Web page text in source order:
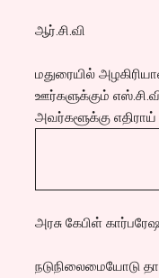
ஆர்.சி.வி
மதுரையில்
ஊர்களுக்கும்
அவர்களூக்கு எதிராய்
அரசு கேபிள்
நடுநிலைமையோடு